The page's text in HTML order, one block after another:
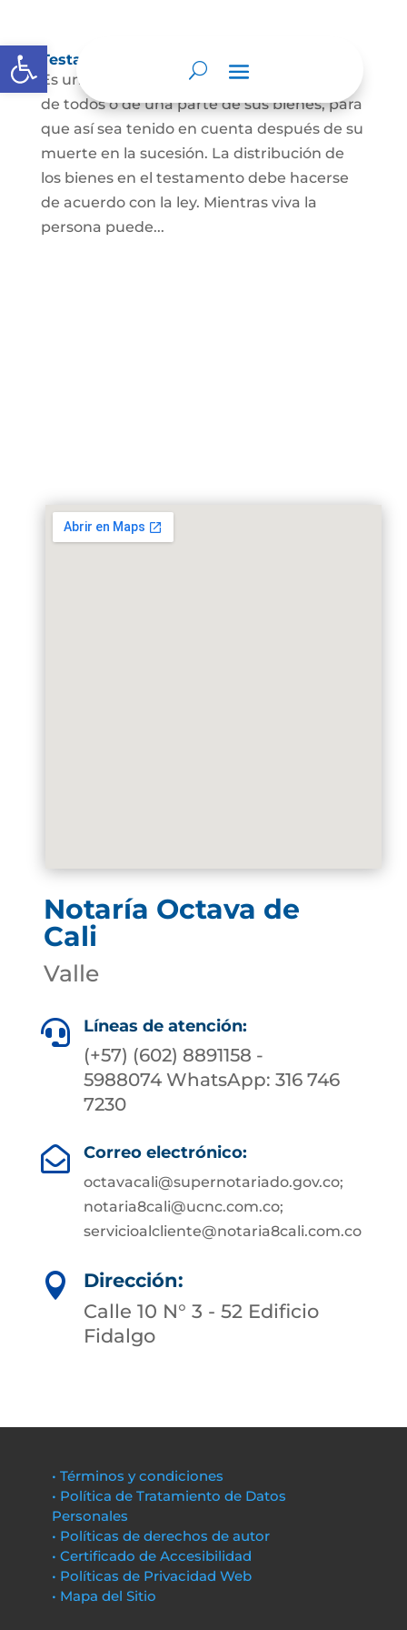
Abrir barra de herramientas
Testamento
Es un acto por el cual una persona dispone
de todos o de una parte de sus bienes, para
que así sea tenido en cuenta después de su
muerte en la sucesión. La distribución de
los bienes en el testamento debe hacerse
de acuerdo con la ley. Mientras viva la
persona puede...
Notaría Octava de
Cali
Valle
 Líneas de atención:
(+57) (602) 8891158 -
5988074 WhatsApp: 316 746
7230
 Correo electrónico:
octavacali@supernotariado.gov.co;
notaria8cali@ucnc.com.co;
servicioalcliente@notaria8cali.com.co

Dirección:
Calle 10 N° 3 - 52 Edificio
Fidalgo
• Términos y condiciones
• Política de Tratamiento de Datos
Personales
• Políticas de derechos de autor
• Certificado de Accesibilidad
• Políticas de Privacidad Web
• Mapa del Sitio